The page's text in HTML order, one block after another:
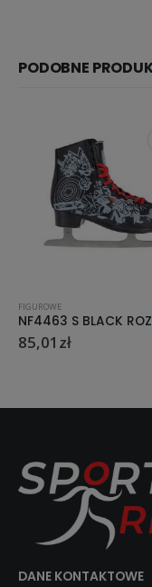
PODOBNE
FIGUROWE
135,00
DANE KONTAKTOWE